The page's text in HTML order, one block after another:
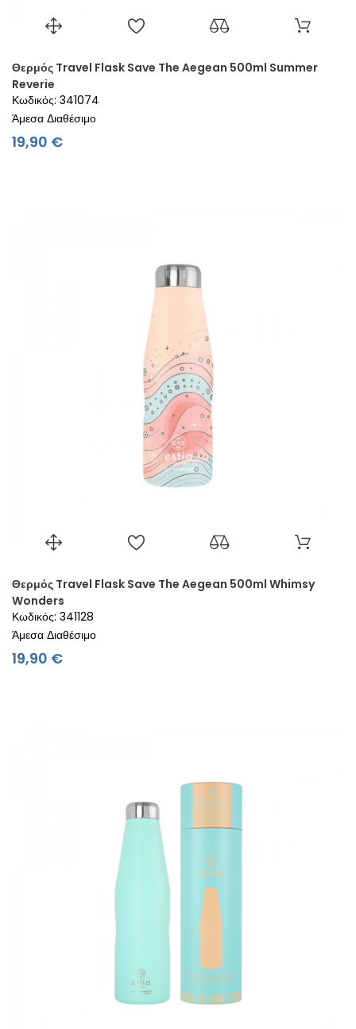
Θερμός Travel Flask Save The Aegean 500ml Summer
Reverie
Κωδικός: 341074
Άμεσα Διαθέσιμο
19,90 €Τιμή
Θερμός Travel Flask Save The Aegean 500ml Whimsy
Wonders
Κωδικός: 341128
Άμεσα Διαθέσιμο
19,90 €Τιμή